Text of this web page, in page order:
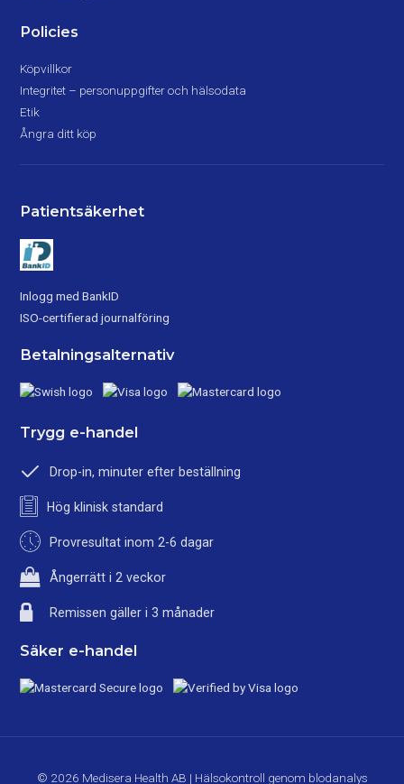
Policies
Köpvillkor
Integritet – personuppgifter och hälsodata
Etik
Ångra ditt köp
Patientsäkerhet
Inlogg med BankID
ISO-certifierad journalföring
Betalningsalternativ
Trygg e-handel
Drop-in, minuter efter beställning
Hög klinisk standard
Provresultat inom 2-6 dagar
Ångerrätt i 2 veckor
Remissen gäller i 3 månader
Säker e-handel
© 2026 Medisera Health AB | Hälsokontroll genom blodanalys